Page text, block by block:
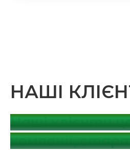
НАШІ
Наші клієнти
компанії,